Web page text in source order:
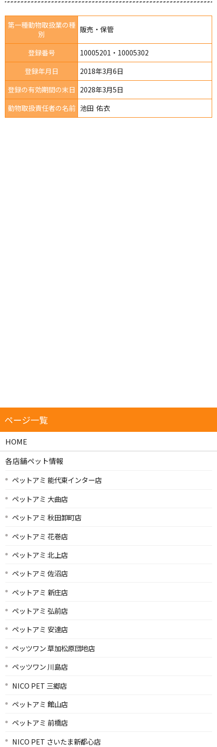
第一種動物取扱業の種
別
販売・保管
登録番号
10005201・10005302
登録年月日
2018年3月6日
登録の有効期間の末日 2028年3月5日
動物取扱責任者の名前 池田 佑衣
HOME
各店舗ペット情報
ペットアミ 能代東インター店
ペットアミ 大曲店
ペットアミ 秋田卸町店
ペットアミ 花巻店
ペットアミ 北上店
ペットアミ 佐沼店
ペットアミ 新庄店
ペットアミ 弘前店
ペットアミ 安達店
ペッツワン 草加松原団地店
ペッツワン 川島店
NICO PET 三郷店
ペットアミ 館山店
ペットアミ 前橋店
NICO PET さいたま新都心店